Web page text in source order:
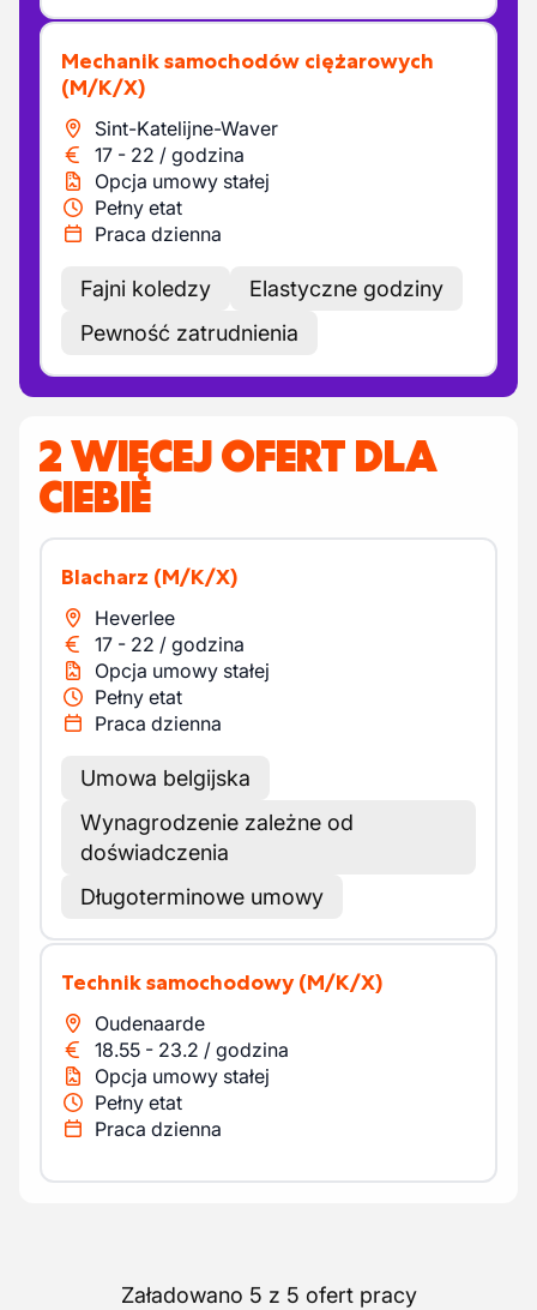
Mechanik samochodów ciężarowych
(M/K/X)
Sint-Katelijne-Waver
17 - 22 / godzina
Opcja umowy stałej
Pełny etat
Praca dzienna
Fajni koledzy
Elastyczne godziny
Pewność zatrudnienia
2 WIĘCEJ OFERT DLA
CIEBIE
Blacharz (M/K/X)
Heverlee
17 - 22 / godzina
Opcja umowy stałej
Pełny etat
Praca dzienna
Umowa belgijska
Wynagrodzenie zależne od
doświadczenia
Długoterminowe umowy
Technik samochodowy (M/K/X)
Oudenaarde
18.55 - 23.2 / godzina
Opcja umowy stałej
Pełny etat
Praca dzienna
Załadowano 5 z 5 ofert pracy